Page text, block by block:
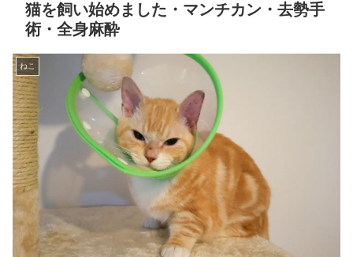
猫を飼い始めました・マンチカン・去勢手
術・全身麻酔
ねこ